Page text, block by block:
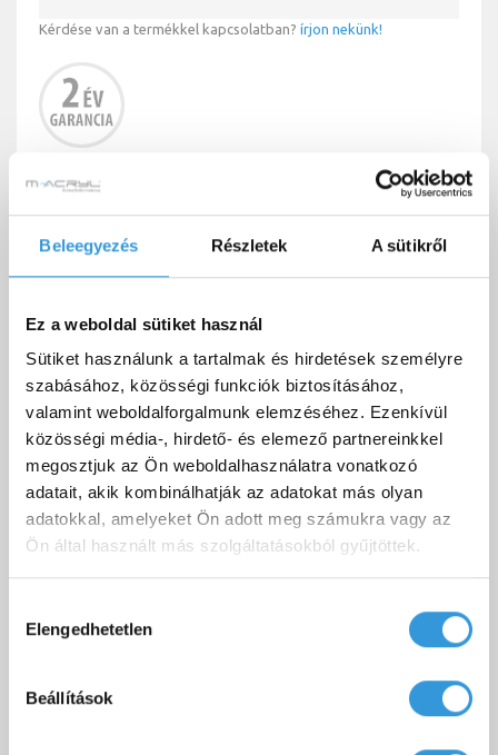
Beleegyezés Részletek A sütikről
Ez a weboldal sütiket használ
Sütiket használunk a tartalmak és hirdetések személyre
szabásához, közösségi funkciók biztosításához,
valamint weboldalforgalmunk elemzéséhez. Ezenkívül
közösségi média-, hirdető- és elemező partnereinkkel
megosztjuk az Ön weboldalhasználatra vonatkozó
adatait, akik kombinálhatják az adatokat más olyan
adatokkal, amelyeket Ön adott meg számukra vagy az
Ön által használt más szolgáltatásokból gyűjtöttek.
kiválasztása
Elengedhetetlen
Beállítások
Kérdése van a termékkel kapcsolatban? írjon nekünk!
Akril előlap az Aura kádhoz.
HASONLÓ TERMÉKEK
Everwood műanyag oldallap egyenes kádakhoz (többféle